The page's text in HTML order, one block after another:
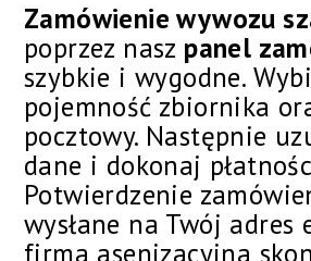
Zamówienie wywozu
poprzez nasz panel
szybkie i wygodne.
pojemność zbiornika
pocztowy. Następnie
dane i dokonaj
Potwierdzenie
wysłane na Twój adres
firma asenizacyjna